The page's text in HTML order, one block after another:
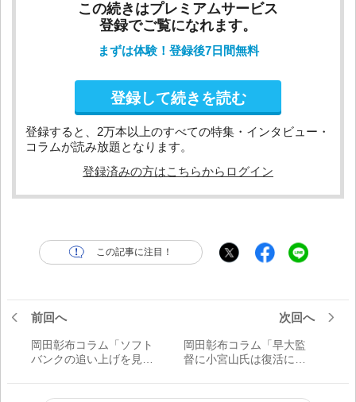
この続きはプレミアムサービス
登録でご覧になれます。
まずは体験！登録後7日間無料
登録して続きを読む
登録すると、2万本以上のすべての特集・インタビュー・
コラムが読み放題となります。
登録済みの方はこちらからログイン
この記事に注目！
前回へ
岡田彰布コラム「ソフト
バンクの追い上げを見て
出す。西武がいつもどお
次回へ
岡田彰布コラム「早大監
督に小宮山氏は復活に向
ッキーゾーン復活構想は